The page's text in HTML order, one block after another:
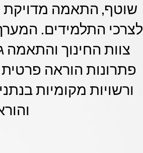
שוטף, התאמה
לצרכי התלמידים.
פתרונות הוראה
ורשויות מקומיות